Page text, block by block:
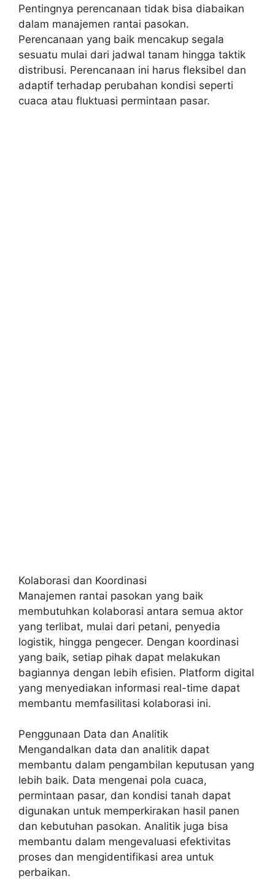
Pentingnya perencanaan tidak bisa diabaikan
dalam manajemen rantai pasokan.
Perencanaan yang baik mencakup segala
sesuatu mulai dari jadwal tanam hingga taktik
distribusi. Perencanaan ini harus fleksibel dan
adaptif terhadap perubahan kondisi seperti
cuaca atau fluktuasi permintaan pasar.
Kolaborasi dan Koordinasi
Manajemen rantai pasokan yang baik
membutuhkan kolaborasi antara semua aktor
yang terlibat, mulai dari petani, penyedia
logistik, hingga pengecer. Dengan koordinasi
yang baik, setiap pihak dapat melakukan
bagiannya dengan lebih efisien. Platform digital
yang menyediakan informasi real-time dapat
membantu memfasilitasi kolaborasi ini.
Penggunaan Data dan Analitik
Mengandalkan data dan analitik dapat
membantu dalam pengambilan keputusan yang
lebih baik. Data mengenai pola cuaca,
permintaan pasar, dan kondisi tanah dapat
digunakan untuk memperkirakan hasil panen
dan kebutuhan pasokan. Analitik juga bisa
membantu dalam mengevaluasi efektivitas
proses dan mengidentifikasi area untuk
perbaikan.